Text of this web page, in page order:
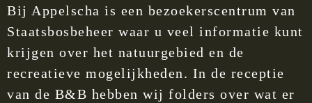
Bij Appelscha is een bezoekerscentrum van
Staatsbosbeheer waar u veel informatie kunt
krijgen over het natuurgebied en de
recreatieve mogelijkheden. In de receptie
van de B&B hebben wij folders over wat er